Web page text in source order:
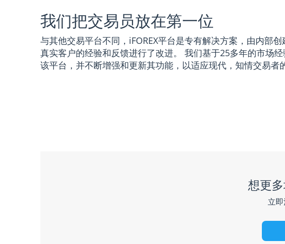
我们把交易员放在第一位
与其他交易平台不同，iFOREX平台是专有解决方案，由内部创
真实客户的经验和反馈进行了改进。 我们基于25多年的市场经
该平台，并不断增强和更新其功能，以适应现代，知情交易者
想更
立